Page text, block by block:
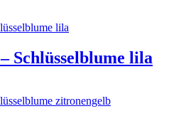
Schlüsselblume lila